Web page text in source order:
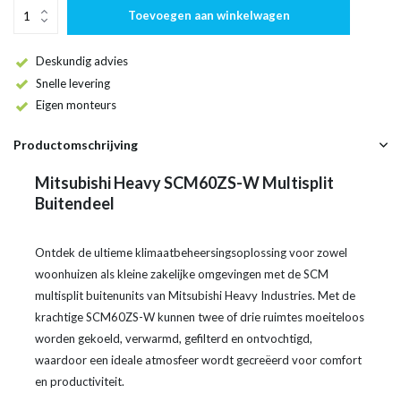
Toevoegen aan winkelwagen
Deskundig advies
Snelle levering
Eigen monteurs
Productomschrijving
Mitsubishi Heavy SCM60ZS-W Multisplit
Buitendeel
Ontdek de ultieme klimaatbeheersingsoplossing voor zowel
woonhuizen als kleine zakelijke omgevingen met de SCM
multisplit buitenunits van Mitsubishi Heavy Industries. Met de
krachtige SCM60ZS-W kunnen twee of drie ruimtes moeiteloos
worden gekoeld, verwarmd, gefilterd en ontvochtigd,
waardoor een ideale atmosfeer wordt gecreëerd voor comfort
en productiviteit.